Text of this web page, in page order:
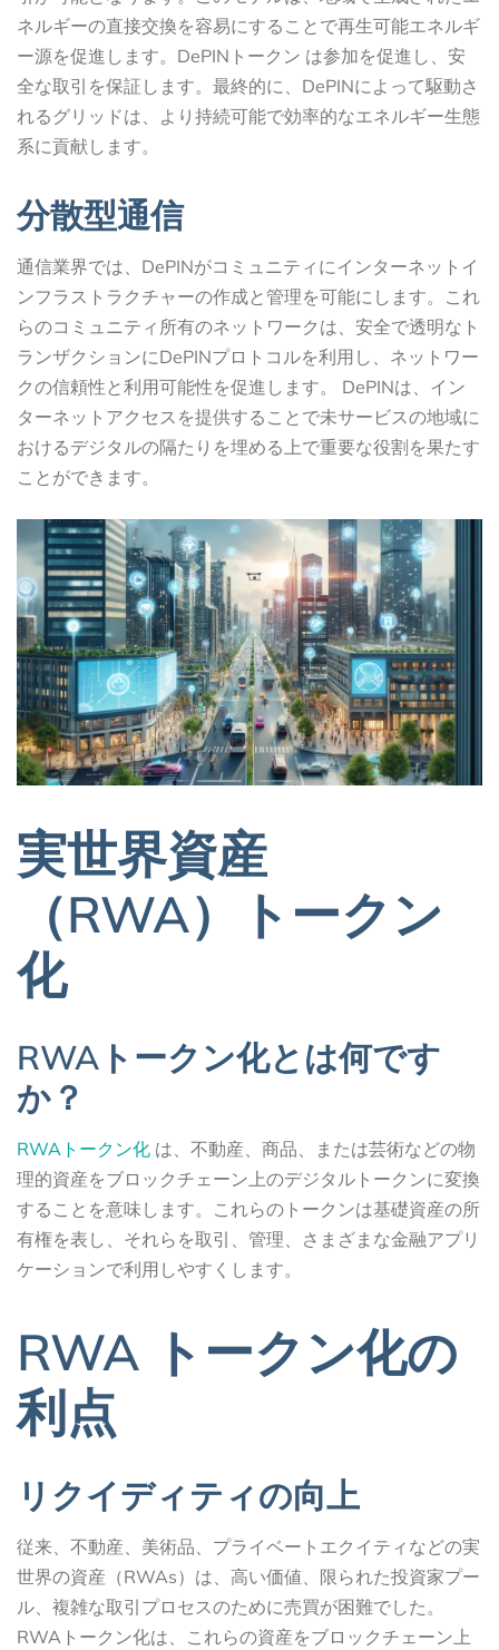
ネルギーの直接交換を容易にすることで再生可能エネルギ
ー源を促進します。DePINトークン は参加を促進し、安
全な取引を保証します。最終的に、DePINによって駆動さ
れるグリッドは、より持続可能で効率的なエネルギー生態
系に貢献します。
分散型通信
通信業界では、DePINがコミュニティにインターネットイ
ンフラストラクチャーの作成と管理を可能にします。これ
らのコミュニティ所有のネットワークは、安全で透明なト
ランザクションにDePINプロトコルを利用し、ネットワー
クの信頼性と利用可能性を促進します。 DePINは、イン
ターネットアクセスを提供することで未サービスの地域に
おけるデジタルの隔たりを埋める上で重要な役割を果たす
ことができます。
実世界資産
（RWA）トークン
化
RWAトークン化とは何です
か？
RWAトークン化 は、不動産、商品、または芸術などの物
理的資産をブロックチェーン上のデジタルトークンに変換
することを意味します。これらのトークンは基礎資産の所
有権を表し、それらを取引、管理、さまざまな金融アプリ
ケーションで利用しやすくします。
RWA トークン化の
利点
リクイディティの向上
従来、不動産、美術品、プライベートエクイティなどの実
世界の資産（RWAs）は、高い価値、限られた投資家プー
ル、複雑な取引プロセスのために売買が困難でした。
RWAトークン化は、これらの資産をブロックチェーン上